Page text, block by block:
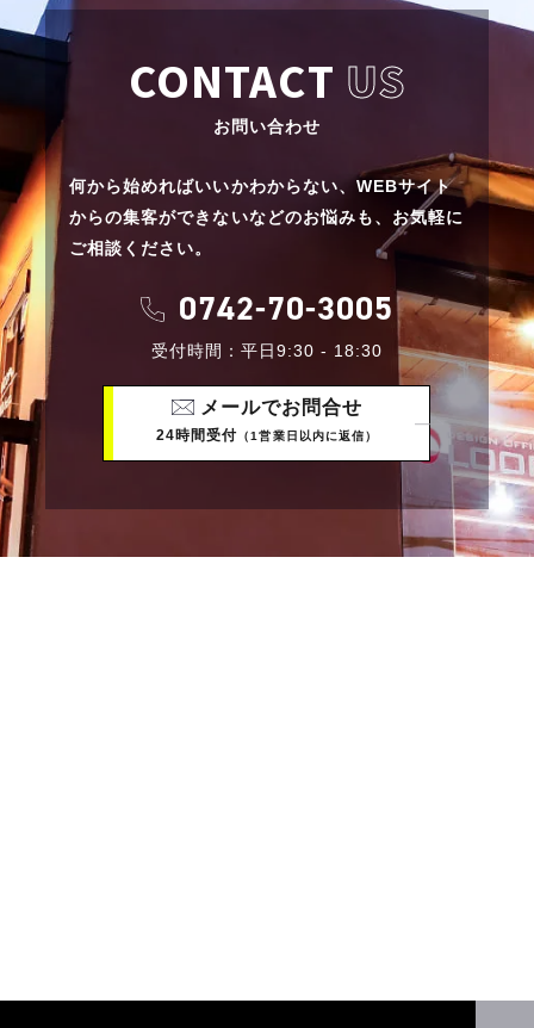
CONTACT US
お問い合わせ
何から始めればいいかわからない、 WEBサイト
からの集客ができないなどのお悩みも、 お気軽に
ご相談ください。
0742-70-3005
受付時間：平日9:30 - 18:30
メールでお問合せ
24時間受付 （1営業日以内に返信）